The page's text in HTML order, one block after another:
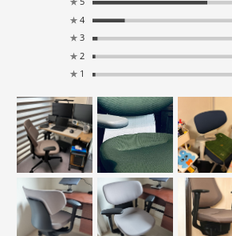
★ 4
★ 3
★ 2
★ 1